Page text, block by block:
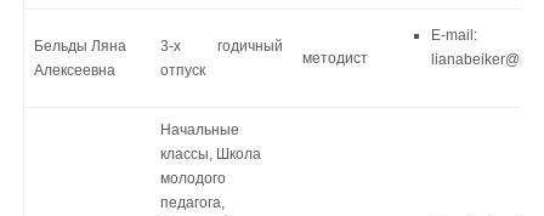
Бельды Ляна
Алексеевна
3-х годичный
отпуск
методист
E-mail:
Начальные
классы, Школа
молодого
педагога,